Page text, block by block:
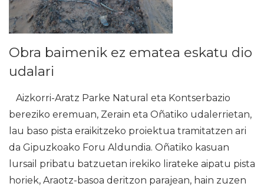
Obra baimenik ez ematea eskatu dio
udalari
Aizkorri-Aratz Parke Natural eta Kontserbazio
bereziko eremuan, Zerain eta Oñatiko udalerrietan,
lau baso pista eraikitzeko proiektua tramitatzen ari
da Gipuzkoako Foru Aldundia. Oñatiko kasuan
lursail pribatu batzuetan irekiko lirateke aipatu pista
horiek, Araotz-basoa deritzon parajean, hain zuzen